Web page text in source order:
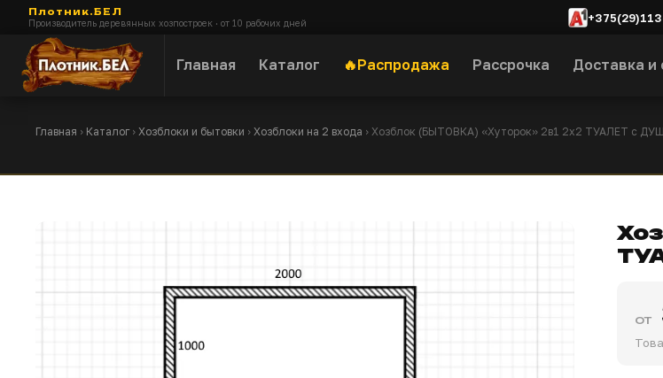
Плотник.БЕЛ
Производитель деревянных хозпостроек · от 10 рабочих дней
Главная Каталог Распродажа Рассрочка Доставка и
Главная › Каталог› Хозблоки и бытовки › Хозблоки на 2 входа › Хозблок (БЫТОВКА) «Хуторок» 2в1 2х2 ТУАЛЕТ с
от